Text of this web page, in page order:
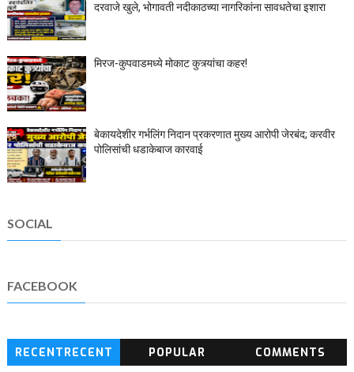
दरवाजे खुले, भोगावती नदीकाठच्या नागरिकांना सावधतेचा इशारा
मिरज-कुपवाडमध्ये मोकाट कुत्र्यांचा कहर!
बेकायदेशीर गर्भलिंग निदान प्रकरणात मुख्य आरोपी जेरबंद; करवीर
पोलिसांची धडाकेबाज कारवाई
SOCIAL
FACEBOOK
RECENTRECENT
POPULAR COMMENTS